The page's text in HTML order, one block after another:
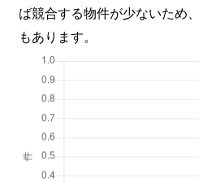
ば競合する物件が少ないため
もあります。